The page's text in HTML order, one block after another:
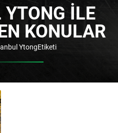
ILE
KONULAR
YtongEtiketi